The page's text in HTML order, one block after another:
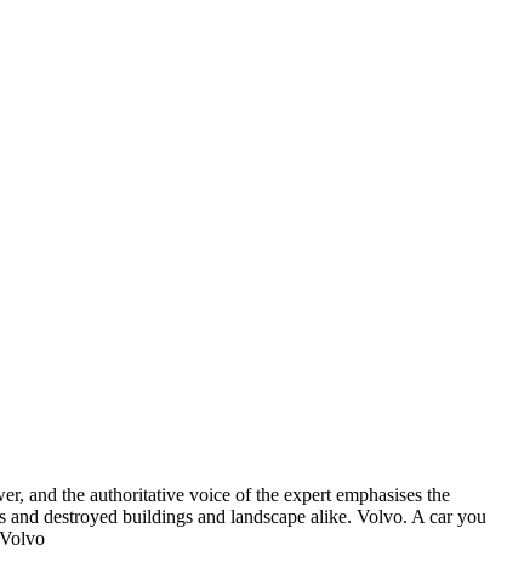
and the authoritative voice of the expert emphasises the
destroyed buildings and landscape alike. Volvo. A car you